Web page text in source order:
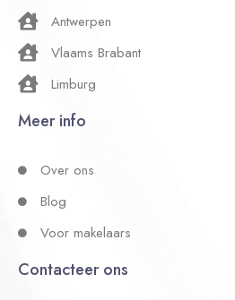
Antwerpen
Vlaams Brabant
Limburg
Meer info
Over ons
Blog
Voor makelaars
Contacteer ons